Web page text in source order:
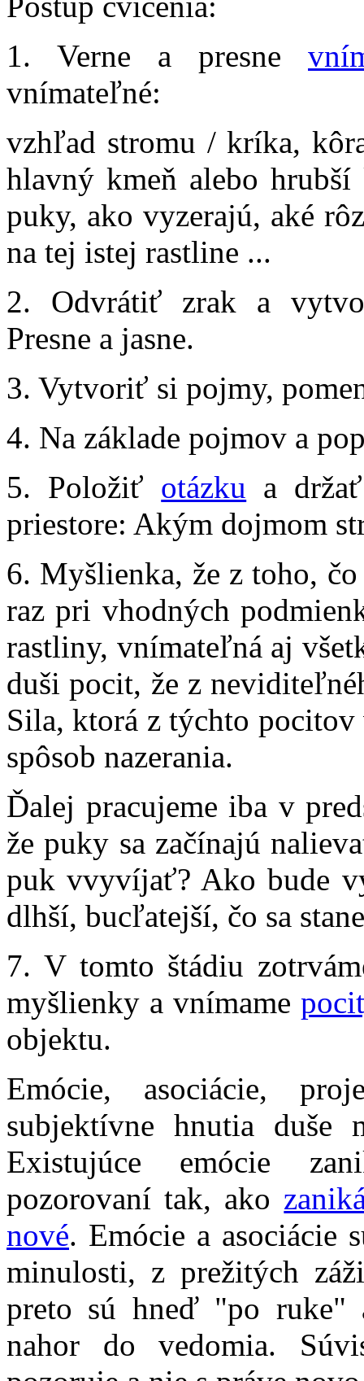
1. Verne a presne
vnímateľné:
vzhľad stromu / kríka,
hlavný kmeň alebo hrubší
puky, ako vyzerajú, aké
na tej istej rastline ...
2. Odvrátiť zrak a
Presne a jasne.
3. Vytvoriť si pojmy,
4. Na základe pojmov a
5. Položiť otázku a
priestore: Akým dojmom
6. Myšlienka, že z toho,
raz pri vhodných
rastliny, vnímateľná aj
duši pocit, že z
Sila, ktorá z týchto
spôsob nazerania.
Ďalej pracujeme iba v
že puky sa začínajú
puk vvyvíjať? Ako bude
dlhší, bucľatejší, čo sa
7. V tomto štádiu
myšlienky a vnímame
objektu.
Emócie, asociácie,
subjektívne hnutia duše
Existujúce emócie
pozorovaní tak, ako
nové. Emócie a asociácie
minulosti, z prežitých
preto sú hneď "po ruke"
nahor do vedomia.